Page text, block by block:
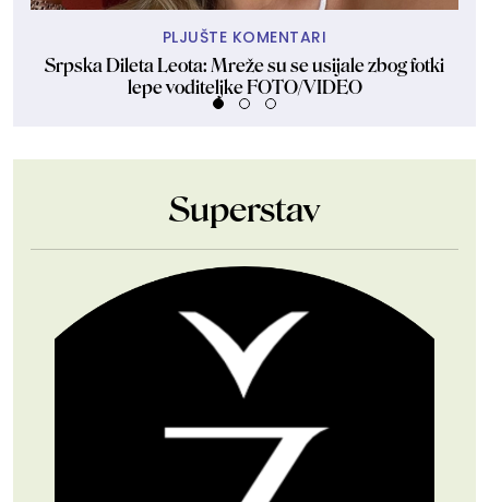
PLJUŠTE KOMENTARI
Srpska Dileta Leota: Mreže su se usijale zbog fotki
lepe voditeljke FOTO/VIDEO
Superstav